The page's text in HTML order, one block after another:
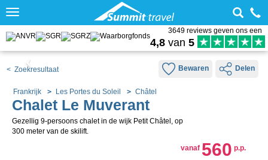
Toggle
3649 reviews geven ons een
4,8 van 5
< Zoekresultaat Bewaren Delen
Frankrijk Les Portes du Soleil Châtel
Chalet Le Muverant
Gezellig 9-persoons chalet in de wijk Petit Châtel, op
300 meter van de skilift.
vanaf 560 p.p.